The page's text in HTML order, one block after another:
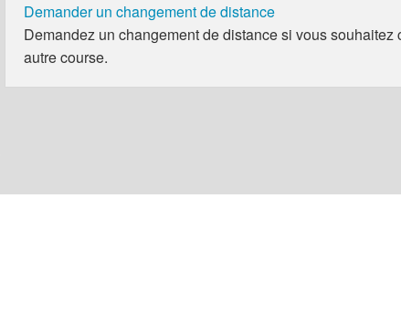
Demander un changement de distance
Demandez un changement de distance si vous souhaitez
autre course.